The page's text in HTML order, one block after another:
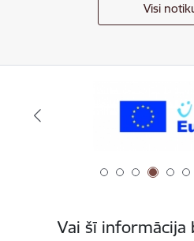
Visi
Vai šī informācija